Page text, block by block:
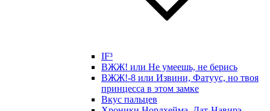
IF³
ВЖЖ! или Не умеешь, не берись
ВЖЖ!-8 или Извини, Фатуус, но твоя
принцесса в этом замке
Вкус пальцев